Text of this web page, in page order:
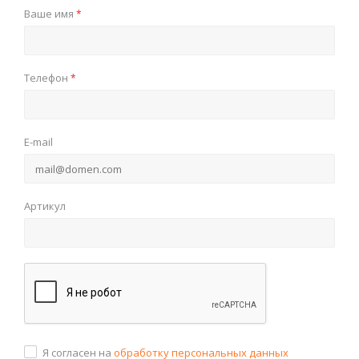
Ваше имя *
Телефон *
E-mail
Артикул
Я согласен на обработку персональных данных